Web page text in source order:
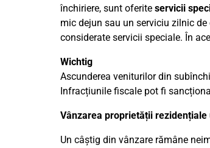
închiriere, sunt oferite servicii
mic dejun sau un serviciu zilnic
considerate servicii speciale. În
Wichtig
Ascunderea veniturilor din
Infracțiunile fiscale pot fi
Vânzarea proprietății
Un câștig din vânzare rămâne